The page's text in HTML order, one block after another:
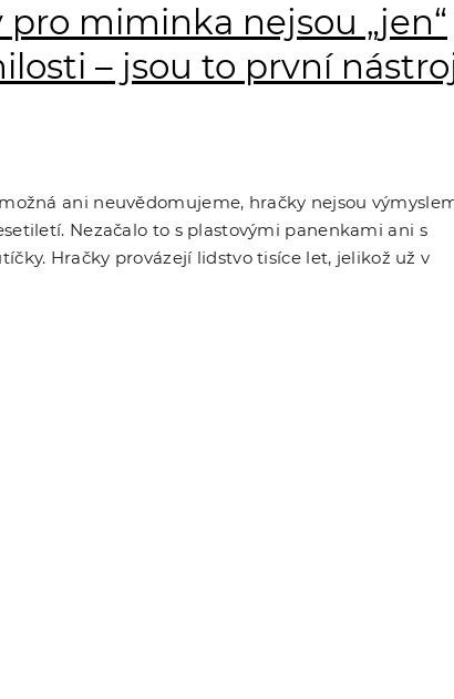
pro miminka nejsou „jen“
– jsou to první
ani neuvědomujeme, hračky nejsou
Nezačalo to s plastovými panenkami ani s
Hračky provázejí lidstvo tisíce let, jelikož už v